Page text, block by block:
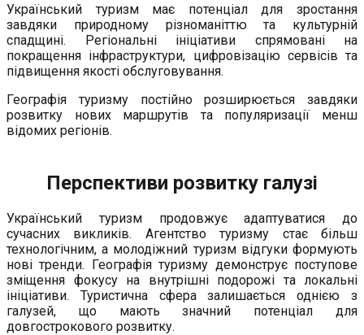
Український туризм має потенціал для зростання
завдяки природному різноманіттю та культурній
спадщині. Регіональні ініціативи спрямовані на
покращення інфраструктури, цифровізацію сервісів та
підвищення якості обслуговування.
Географія туризму постійно розширюється завдяки
розвитку нових маршрутів та популяризації менш
відомих регіонів.
Перспективи розвитку галузі
Український туризм продовжує адаптуватися до
сучасних викликів. Агентство туризму стає більш
технологічним, а молодіжний туризм відгуки формують
нові тренди. Географія туризму демонструє поступове
зміщення фокусу на внутрішні подорожі та локальні
ініціативи. Туристична сфера залишається однією з
галузей, що мають значний потенціал для
довгострокового розвитку.